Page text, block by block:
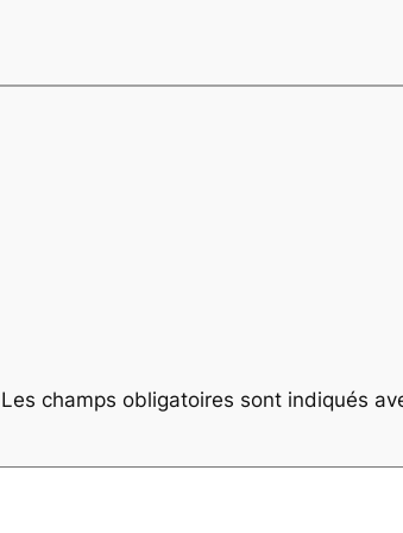
Les champs obligatoires sont indiqués